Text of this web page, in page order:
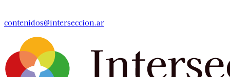
contenidos@interseccion.ar